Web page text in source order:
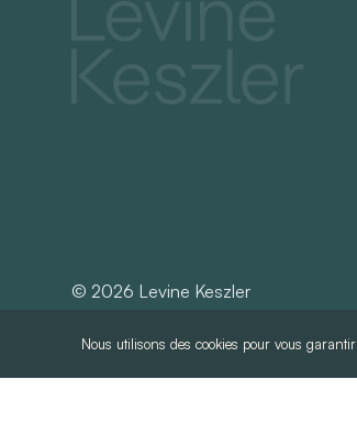
© 2026 Levine Keszler
Nous utilisons des cookies pour vous